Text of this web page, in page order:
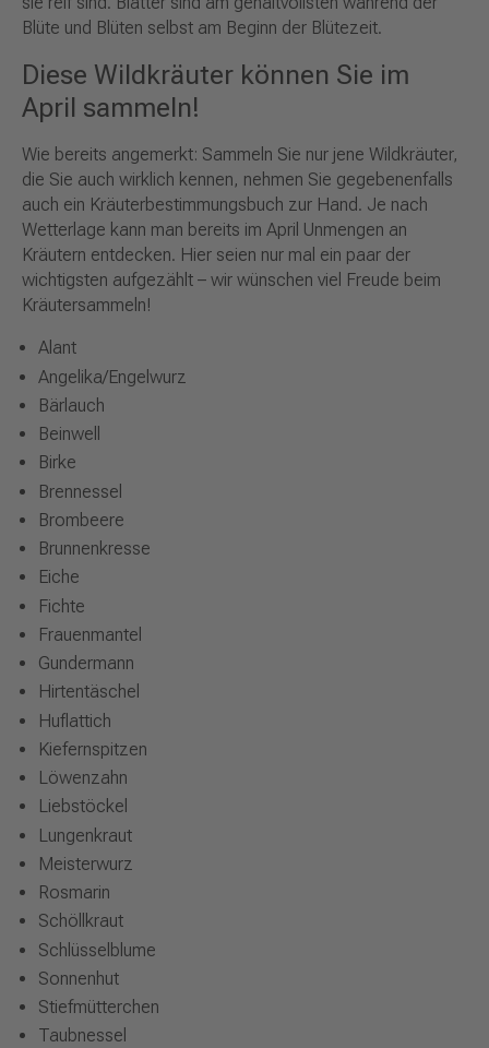
Blüte und Blüten selbst am Beginn der Blütezeit.
Diese Wildkräuter können Sie im
April sammeln!
Wie bereits angemerkt: Sammeln Sie nur jene Wildkräuter,
die Sie auch wirklich kennen, nehmen Sie gegebenenfalls
auch ein Kräuterbestimmungsbuch zur Hand. Je nach
Wetterlage kann man bereits im April Unmengen an
Kräutern entdecken. Hier seien nur mal ein paar der
wichtigsten aufgezählt – wir wünschen viel Freude beim
Kräutersammeln!
Alant
Angelika/Engelwurz
Bärlauch
Beinwell
Birke
Brennessel
Brombeere
Brunnenkresse
Eiche
Fichte
Frauenmantel
Gundermann
Hirtentäschel
Huflattich
Kiefernspitzen
Löwenzahn
Liebstöckel
Lungenkraut
Meisterwurz
Rosmarin
Schöllkraut
Schlüsselblume
Sonnenhut
Stiefmütterchen
Taubnessel